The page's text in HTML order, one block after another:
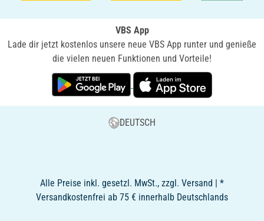
VBS App
Lade dir jetzt kostenlos unsere neue VBS App runter und genieße
die vielen neuen Funktionen und Vorteile!
DEUTSCH
Alle Preise inkl. gesetzl. MwSt., zzgl. Versand | *
Versandkostenfrei ab 75 € innerhalb Deutschlands